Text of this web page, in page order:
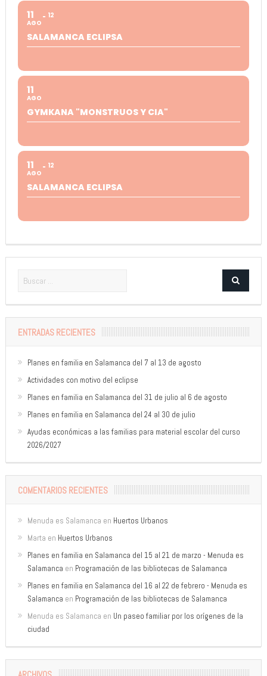
11
AGO
12
SALAMANCA ECLIPSA
11
AGO
GYMKANA "MONSTRUOS Y CIA"
11
AGO
12
SALAMANCA ECLIPSA
ENTRADAS RECIENTES
Planes en familia en Salamanca del 7 al 13 de agosto
Actividades con motivo del eclipse
Planes en familia en Salamanca del 31 de julio al 6 de agosto
Planes en familia en Salamanca del 24 al 30 de julio
Ayudas económicas a las familias para material escolar del curso
2026/2027
COMENTARIOS RECIENTES
Menuda es Salamanca en Huertos Urbanos
Marta en Huertos Urbanos
Planes en familia en Salamanca del 15 al 21 de marzo - Menuda es
Salamanca en Programación de las bibliotecas de Salamanca
Planes en familia en Salamanca del 16 al 22 de febrero - Menuda es
Salamanca en Programación de las bibliotecas de Salamanca
Menuda es Salamanca en Un paseo familiar por los orígenes de la
ciudad